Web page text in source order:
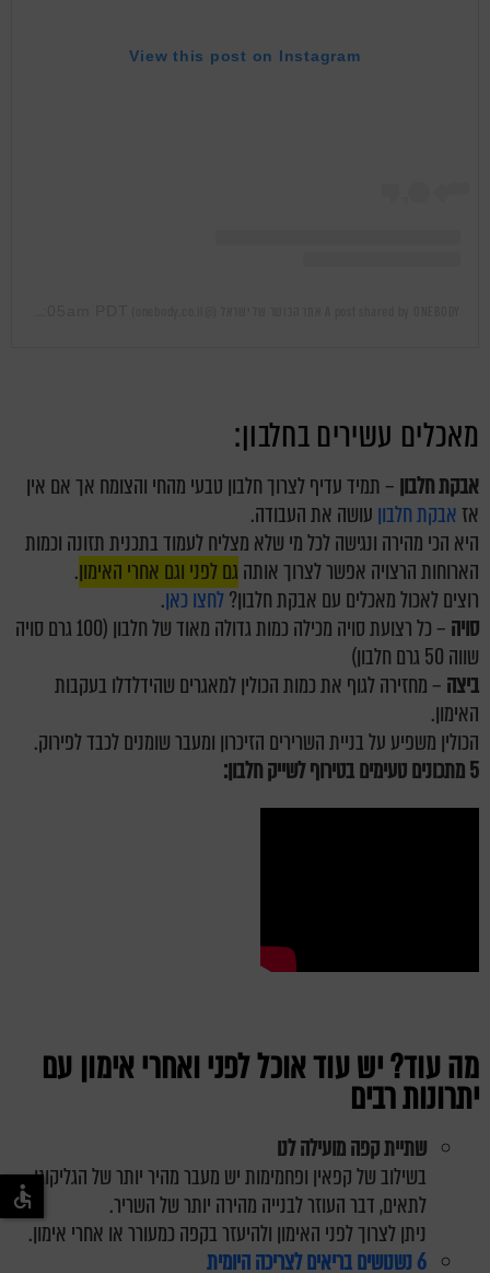
View this post on Instagram
מאכלים עשירים בחלבון:
אבקת חלבון – תמיד עדיף לצרוך חלבון טבעי מהחי והצומח אך אם אין
אזאבקת חלבון עושה את העבודה.
היא הכי מהירה ונגישה לכל מי שלא מצליח לעמוד בתכנית תזונה וכמות
הארוחות הרצויה אפשר לצרוך אותה גם לפני וגם אחרי האימון.
רוצים לאכול מאכלים עם אבקת חלבון?לחצו כאן.
סויה
– כל רצועת סויה מכילה כמות גדולה מאוד של חלבון (100 גרם סויה
שווה 50 גרם חלבון)
ביצה – מחזירה לגוף את כמות הכולין למאגרים שהידלדלו בעקבות
האימון.
הכולין משפיע על בניית השרירים הזיכרון ומעבר שומנים לכבד לפירוק.
5 מתכונים טעימים בטירוף לשייק חלבון:
מה עוד? יש עוד אוכל לפני ואחרי אימון עם
יתרונות רבים
שתיית קפה מועילה לנו
בשילוב של קפאין ופחמימות יש מעבר מהיר יותר של הגליקוגן
לתאים, דבר העוזר לבנייה מהירה יותר של השריר.
ניתן לצרוך לפני האימון ולהיעזר בקפה כמעורר או אחרי אימון.
6 נשנושים בריאים לצריכה היומית